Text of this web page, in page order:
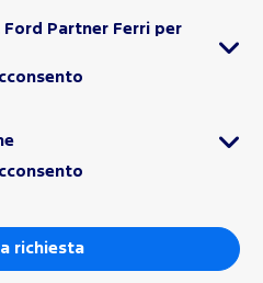
Partner Ferri per